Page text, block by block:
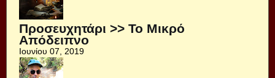
Προσευχητάρι >> Το Μικρό
Απόδειπνο
Ιουνίου 07, 2019